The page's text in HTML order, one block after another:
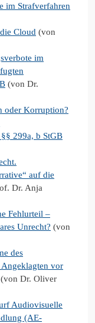
im Strafverfahren
Cloud (von
im
(von Dr.
oder Korruption?
299a, b StGB
auf die
Dr. Anja
Fehlurteil –
Unrecht? (von
des
Angeklagten vor
(von Dr. Oliver
Audiovisuelle
(AE-